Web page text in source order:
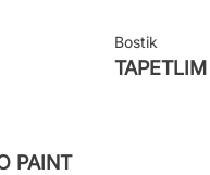
PAINT
Bostik